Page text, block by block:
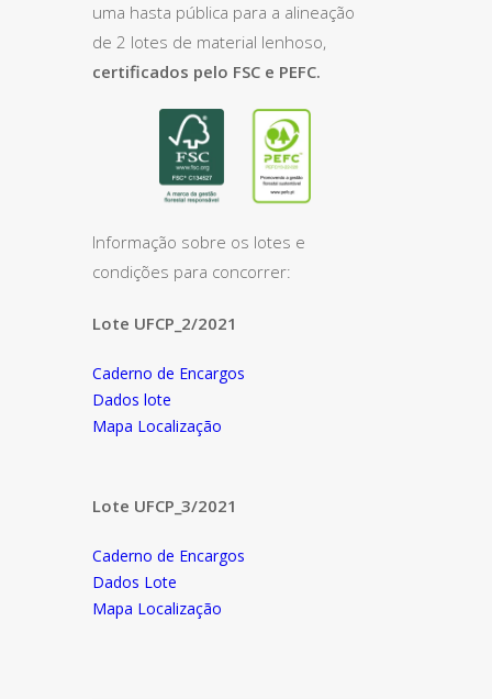
uma hasta pública para a alineação
de 2 lotes de material lenhoso,
certificados pelo FSC e PEFC.
Informação sobre os lotes e
condições para concorrer:
Lote UFCP_2/2021
Caderno de Encargos
Dados lote
Mapa Localização
Lote UFCP_3/2021
Caderno de Encargos
Dados Lote
Mapa Localização